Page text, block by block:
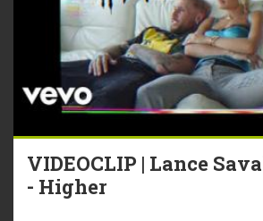
VIDEOCLIP | Lance
- Higher